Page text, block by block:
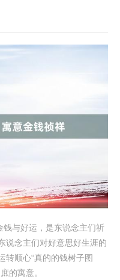
钱与好运，是东说念主们祈
说念主们对好意思好生涯的
转顺心“真的的钱树子图
的寓意。